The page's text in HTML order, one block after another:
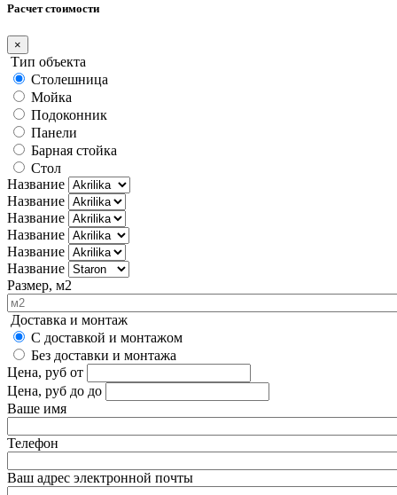
Расчет стоимости
×
Тип объекта
Столешница
Мойка
Подоконник
Панели
Барная стойка
Стол
Название
Название
Название
Название
Название
Название
Размер, м2
Доставка и монтаж
С доставкой и монтажом
Без доставки и монтажа
Цена, руб от
Цена, руб до до
Ваше имя
Телефон
Ваш адрес электронной почты